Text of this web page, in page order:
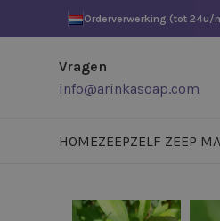
Orderverwerking (tot 24u/
Vragen
info@arinkasoap.com
HOMEZEEPZELF ZEEP